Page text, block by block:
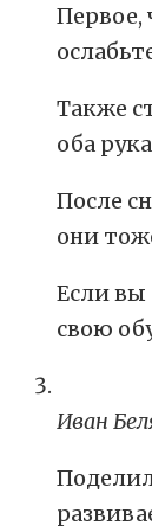
Первое,
Также
оба
После
они
Если вы
свою
Иван